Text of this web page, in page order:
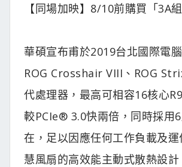
【同場加映】8/10前購買「3A
華碩宣布甫於2019台北國際電
ROG Crosshair VIII、ROG
代處理器，最高可相容16核心
較PCIe® 3.0快兩倍，同時採用
在，足以因應任何工作負載及
慧風扇的高效能主動式散熱設